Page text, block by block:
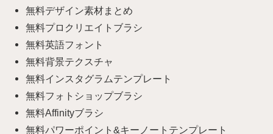
無料デザイン素材まとめ
無料プロクリエイトブラシ
無料英語フォント
無料背景テクスチャ
無料インスタグラムテンプレート
無料フォトショップブラシ
無料Affinityブラシ
無料パワーポイント&キーノートテンプレート